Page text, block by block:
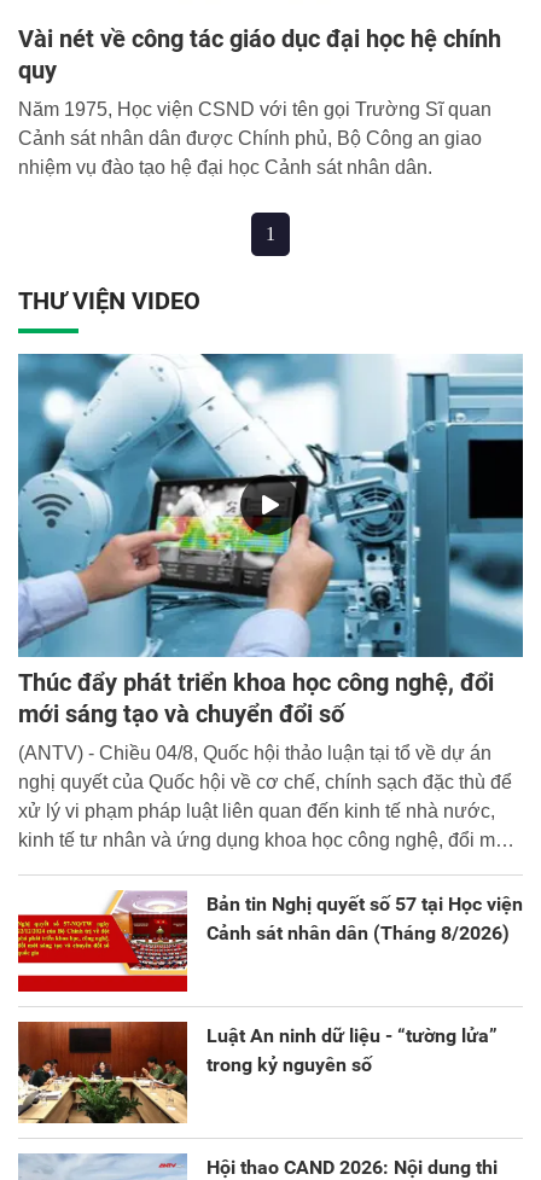
Vài nét về công tác giáo dục đại học hệ chính
quy
Năm 1975, Học viện CSND với tên gọi Trường Sĩ quan
Cảnh sát nhân dân được Chính phủ, Bộ Công an giao
nhiệm vụ đào tạo hệ đại học Cảnh sát nhân dân.
1
THƯ VIỆN VIDEO
Thúc đẩy phát triển khoa học công nghệ, đổi
mới sáng tạo và chuyển đổi số
(ANTV) - Chiều 04/8, Quốc hội thảo luận tại tổ về dự án
nghị quyết của Quốc hội về cơ chế, chính sạch đặc thù để
xử lý vi phạm pháp luật liên quan đến kinh tế nhà nước,
kinh tế tư nhân và ứng dụng khoa học công nghệ, đổi mới
Bản tin Nghị quyết số 57 tại Học viện
Cảnh sát nhân dân (Tháng 8/2026)
Luật An ninh dữ liệu - “tường lửa”
trong kỷ nguyên số
Hội thao CAND 2026: Nội dung thi